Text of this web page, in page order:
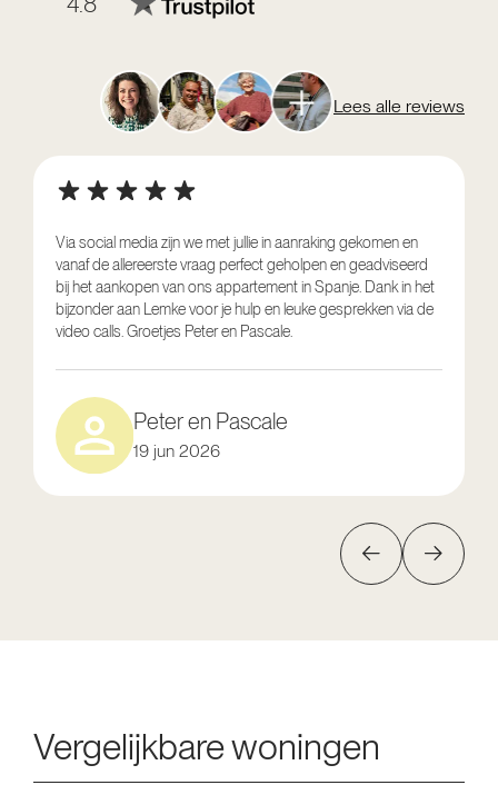
Lees alle reviews
Via social media zijn we met jullie in aanraking gekomen en
vanaf de allereerste vraag perfect geholpen en geadviseerd
bij het aankopen van ons appartement in Spanje. Dank in het
bijzonder aan Lemke voor je hulp en leuke gesprekken via de
video calls. Groetjes Peter en Pascale.
Peter en Pascale
19 jun 2026
Vergelijkbare woningen